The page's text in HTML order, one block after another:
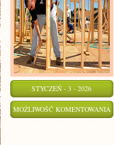
STYCZEŃ - 3 - 2026
MOŻLIWOŚĆ KOMENTOWANIA